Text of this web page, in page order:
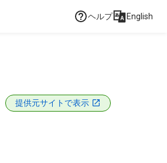
ヘルプ English
提供元サイトで表示